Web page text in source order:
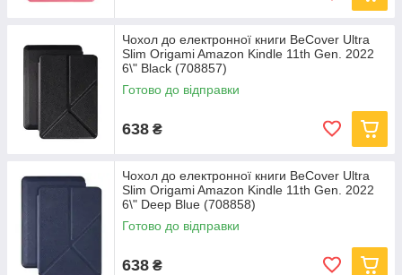
Чохол до електронної книги BeCover Ultra
Slim Origami Amazon Kindle 11th Gen. 2022
6\" Black (708857)
Готово до відправки
638 ₴
Чохол до електронної книги BeCover Ultra
Slim Origami Amazon Kindle 11th Gen. 2022
6\" Deep Blue (708858)
Готово до відправки
638 ₴